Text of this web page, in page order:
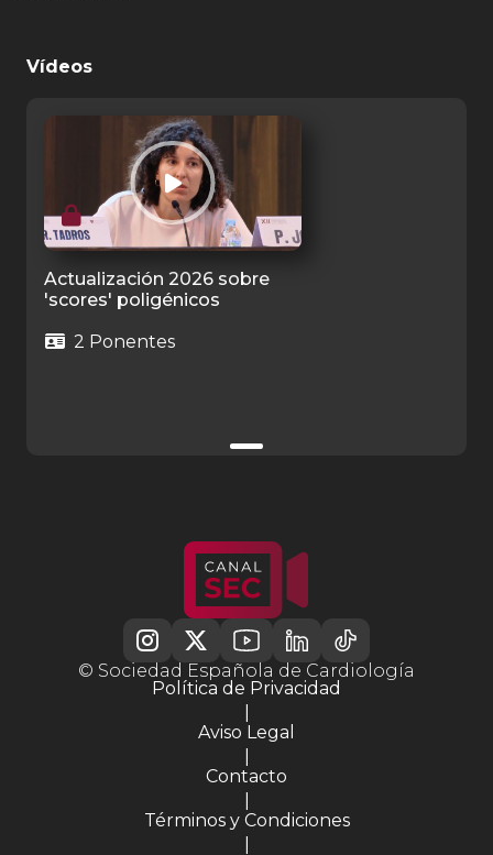
Vídeos
Actualización 2026 sobre
'scores' poligénicos
2 Ponentes
© Sociedad Española de Cardiología
Política de Privacidad
|
Aviso Legal
|
Contacto
|
Términos y Condiciones
|